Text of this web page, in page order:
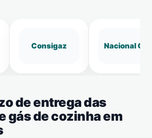
Consigaz Nacional Gás
de entrega das
gás de cozinha em